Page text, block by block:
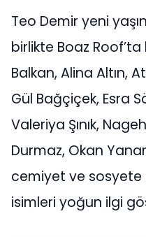
Teo Demir yeni
birlikte Boaz
Balkan, Alina Altın,
Gül Bağçiçek, Esra
Valeriya Şınık,
Durmaz, Okan
cemiyet ve sosyete
isimleri yoğun ilgi